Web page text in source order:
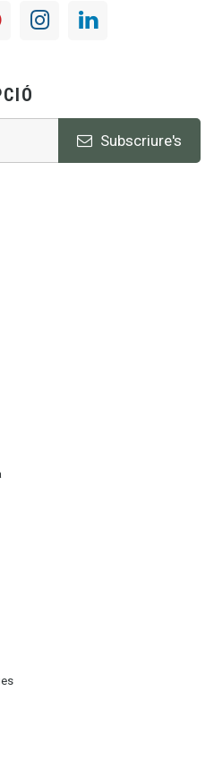
Subscriure's